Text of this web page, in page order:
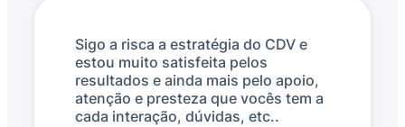
Sigo a risca a estratégia do CDV e
estou muito satisfeita pelos
resultados e ainda mais pelo apoio,
atenção e presteza que vocês tem a
cada interação, dúvidas, etc..